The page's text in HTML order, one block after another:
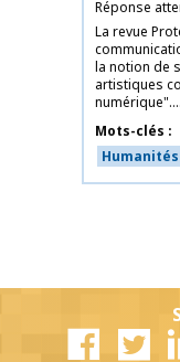
Réponse
La revue
la notion de
artistiques
numérique"....
Mots-clés